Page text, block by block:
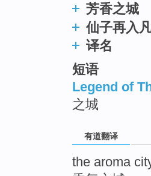
芳香之城
仙子再入
译名
短语
Legend of
之城
有道翻译
the aroma